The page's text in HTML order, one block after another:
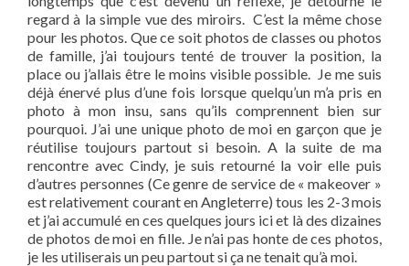
regard à la simple vue des miroirs. C’est la même chose
pour les photos. Que ce soit photos de classes ou photos
de famille, j’ai toujours tenté de trouver la position, la
place ou j’allais être le moins visible possible. Je me suis
déjà énervé plus d’une fois lorsque quelqu’un m’a pris en
photo à mon insu, sans qu’ils comprennent bien sur
pourquoi. J’ai une unique photo de moi en garçon que je
réutilise toujours partout si besoin. A la suite de ma
rencontre avec Cindy, je suis retourné la voir elle puis
d’autres personnes (Ce genre de service de « makeover »
est relativement courant en Angleterre) tous les 2-3 mois
et j’ai accumulé en ces quelques jours ici et là des dizaines
de photos de moi en fille. Je n’ai pas honte de ces photos,
je les utiliserais un peu partout si ça ne tenait qu’à moi.